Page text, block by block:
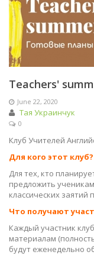
Teachers'
June 22, 2020
Тая Украинчук
0
Клуб Учителей
Для кого этот клуб?
Для тех, кто
предложить
классических заятий
Что получают
Каждый участник
материалам
будут еженедельно